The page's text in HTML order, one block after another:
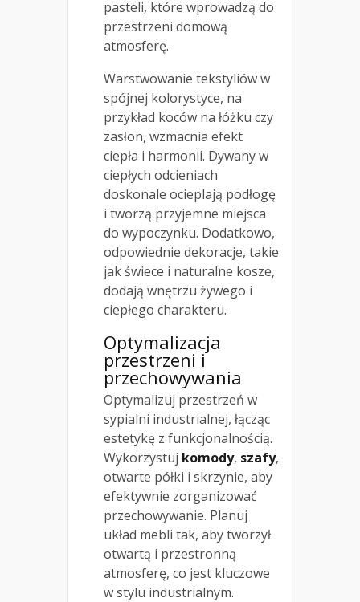
pasteli, które wprowadzą do
przestrzeni domową
atmosferę.
Warstwowanie tekstyliów w
spójnej kolorystyce, na
przykład koców na łóżku czy
zasłon, wzmacnia efekt
ciepła i harmonii. Dywany w
ciepłych odcieniach
doskonale ocieplają podłogę
i tworzą przyjemne miejsca
do wypoczynku. Dodatkowo,
odpowiednie dekoracje, takie
jak świece i naturalne kosze,
dodają wnętrzu żywego i
ciepłego charakteru.
Optymalizacja
przestrzeni i
przechowywania
Optymalizuj przestrzeń w
sypialni industrialnej, łącząc
estetykę z funkcjonalnością.
Wykorzystuj komody, szafy,
otwarte półki i skrzynie, aby
efektywnie zorganizować
przechowywanie. Planuj
układ mebli tak, aby tworzył
otwartą i przestronną
atmosferę, co jest kluczowe
w stylu industrialnym.